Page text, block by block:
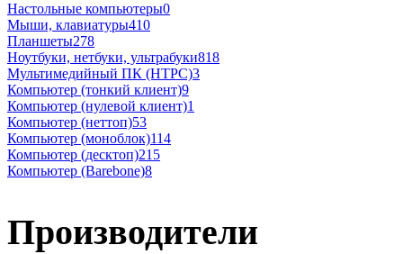
Настольные компьютеры0
Мыши, клавиатуры410
Планшеты278
Ноутбуки, нетбуки, ультрабуки818
Мультимедийный ПК (HTPC)3
Компьютер (тонкий клиент)9
Компьютер (нулевой клиент)1
Компьютер (неттоп)53
Компьютер (моноблок)114
Компьютер (десктоп)215
Компьютер (Barebone)8
Производители